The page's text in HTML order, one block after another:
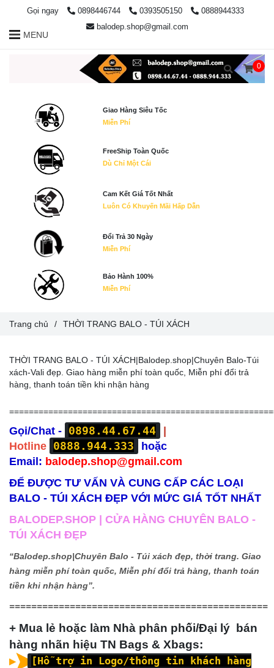
THỜI TRANG BALO - TÚI XÁCH|Balodep.shop|Chuyên Balo-Túi
xách-Vali đẹp. Giao hàng miễn phí toàn quốc, Miễn phí đổi trả
hàng, thanh toán tiền khi nhận hàng
Gọi/Chat - 0898.44.67.44
|
Hotline 0888.944.333
hoặc
Email: balodep.shop@gmail.com
ĐỂ ĐƯỢC TƯ VẤN VÀ CUNG CẤP CÁC LOẠI
BALO - TÚI XÁCH ĐẸP VỚI MỨC GIÁ TỐT NHẤT
BALODEP.SHOP | CỬA HÀNG CHUYÊN BALO -
TÚI XÁCH ĐẸP
“Balodep.shop|Chuyên Balo - Túi xách đẹp, thời trang. Giao
hàng miễn phí toàn quốc, Miễn phí đổi trả hàng, thanh toán
tiền khi nhận hàng”.
===============================================
+ Mua lẻ hoặc làm Nhà phân phối/Đại lý bán
hàng nhãn hiệu TN Bags & Xbags:
[Hỗ trợ in Logo/thông tin khách hàng
Trang chủ / THỜI TRANG BALO - TÚI XÁCH
Gọi ngay 0898446744 0393505150
0888944333
balodep.shop@gmail.com
MENU
0
Giao Hàng Siêu Tốc
Miễn Phí
FreeShip Toàn Quốc
Dù Chỉ Một Cái
Cam Kết Giá Tốt Nhất
Luôn Có Khuyến Mãi Hấp Dẫn
Đổi Trả 30 Ngày
Miễn Phí
Bảo Hành 100%
Miễn Phí